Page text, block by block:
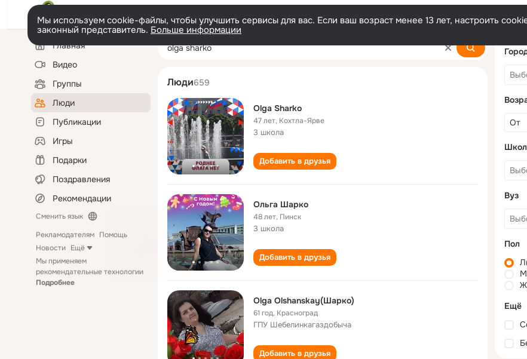
Мы используем cookie-файлы, чтобы улучшить сервисы для вас. Если ваш возраст менее 13 лет, настроить
законный представитель. Больше информации
Левая
колонкаГлавная
Видео
Группы
Люди
Публикации
Игры
Подарки
Поздравления
Рекомендации
Сменить язык
Рекламодателям Помощь
Новости Ещё
Мы применяем
рекомендательные технологии
Подробнее
olga sharko
Люди659
Olga Sharko
47 лет, Кохтла-Ярве
3 школа
Добавить в друзья
Ольга Шарко
48 лет, Пинск
3 школа
Добавить в друзья
Olga Olshanskay(Шарко)
61 год, Красноград
ГПУ Шебелинкагаздобыча
Добавить в друзья
Вуз
Пол
Ещё